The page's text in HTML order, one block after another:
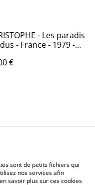
- Les paradis
- France - 1979 -
€
de cookies
sont de petits fichiers qui
nos services afin
savoir plus sur ces cookies